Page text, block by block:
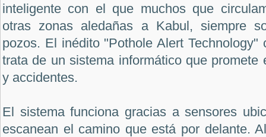
inteligente con el que muchos que
otras zonas aledañas a Kabul, siempre
pozos. El inédito "Pothole Alert
trata de un sistema informático que promete
y accidentes.
El sistema funciona gracias a sensores
escanean el camino que está por delante.